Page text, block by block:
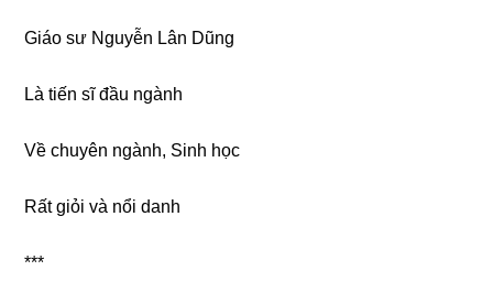
Giáo ѕư Nguyễn Lân Dũng
Là tiến ѕĩ đầu ngành
Về chuyên ngành, Sinh học
Rất ɡiỏi và nổi danh
***